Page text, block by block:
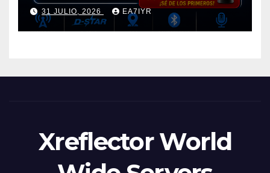
31 JULIO, 2026 EA7IYR
Xreflector World